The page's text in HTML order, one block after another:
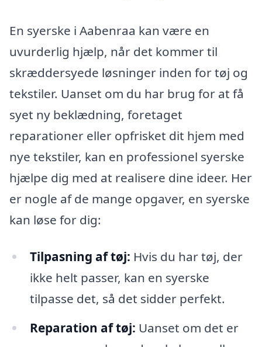
En syerske i Aabenraa kan være en
uvurderlig hjælp, når det kommer til
skræddersyede løsninger inden for tøj og
tekstiler. Uanset om du har brug for at få
syet ny beklædning, foretaget
reparationer eller opfrisket dit hjem med
nye tekstiler, kan en professionel syerske
hjælpe dig med at realisere dine ideer. Her
er nogle af de mange opgaver, en syerske
kan løse for dig:
Tilpasning af tøj: Hvis du har tøj, der
ikke helt passer, kan en syerske
tilpasse det, så det sidder perfekt.
Reparation af tøj: Uanset om det er